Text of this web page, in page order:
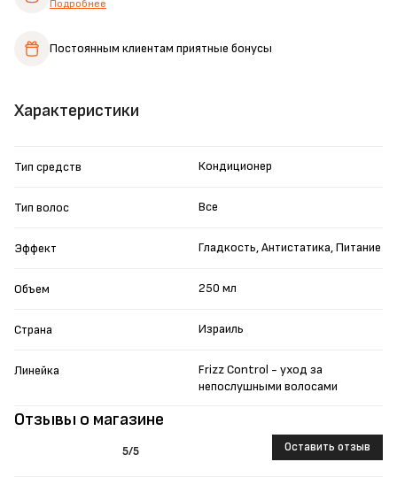
Отзывы о магазине
5/5 Оставить отзыв
Характеристики
Тип средств Кондиционер
Тип волос Все
Эффект Гладкость, Антистатика, Питание
Объем 250 мл
Страна Израиль
Линейка
Frizz Control - уход за
непослушными волосами
Подробнее
Постоянным клиентам приятные бонусы